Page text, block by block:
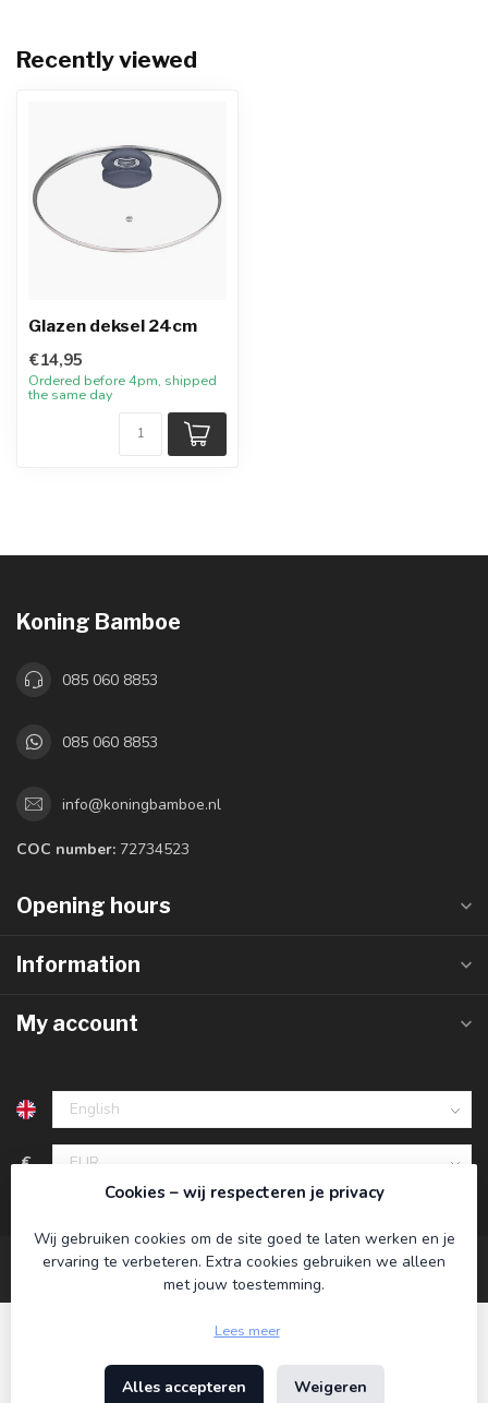
Recently viewed
Glazen deksel 24cm
€14,95
Ordered before 4pm, shipped
the same day
Koning Bamboe
085 060 8853
085 060 8853
info@koningbamboe.nl
COC number: 72734523
Opening hours
Information
My account
€
© Copyright 2026 Koning Bamboe - Powered by
Cookies – wij respecteren je privacy
Wij gebruiken cookies om de site goed te laten werken en je
ervaring te verbeteren. Extra cookies gebruiken we alleen
met jouw toestemming.
Lees meer
Alles accepteren Weigeren